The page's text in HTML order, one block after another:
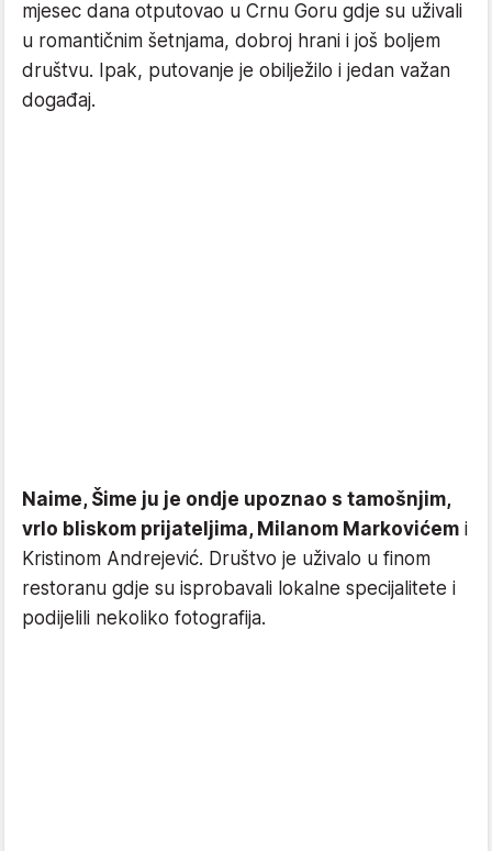
mjesec dana otputovao u Crnu Goru gdje su uživali
u romantičnim šetnjama, dobroj hrani i još boljem
društvu. Ipak, putovanje je obilježilo i jedan važan
događaj.
Naime, Šime ju je ondje upoznao s tamošnjim,
vrlo bliskom prijateljima, Milanom Markovićem i
Kristinom Andrejević. Društvo je uživalo u finom
restoranu gdje su isprobavali lokalne specijalitete i
podijelili nekoliko fotografija.